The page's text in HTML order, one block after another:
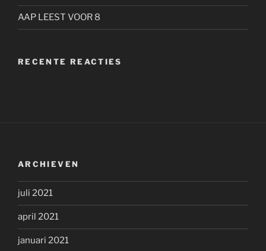
AAP LEEST VOOR 8
RECENTE REACTIES
ARCHIEVEN
juli 2021
april 2021
januari 2021